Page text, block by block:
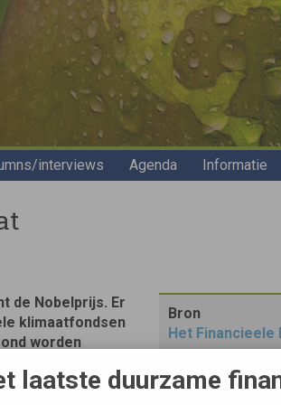
interviews Agenda Informatie
Bron
Het Financieele
de Nobelprijs. Er
klimaatfondsen
worden
laatste duurzame